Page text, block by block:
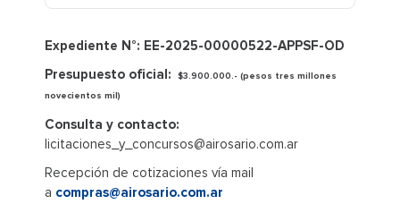
Expediente N°: EE-2025-00000522-APPSF-OD
Presupuesto oficial:
$3.900.000.- (pesos tres millones
novecientos mil)
Consulta y contacto:
licitaciones_y_concursos@airosario.com.ar
Recepción de cotizaciones vía mail
a compras@airosario.com.ar